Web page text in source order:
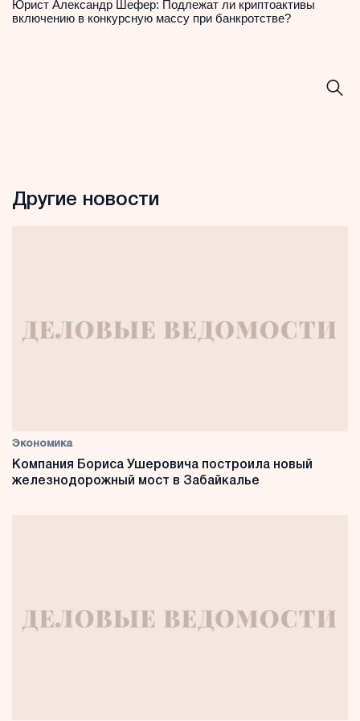
Юрист Александр Шефер: Подлежат ли криптоактивы
включению в конкурсную массу при банкротстве?
Другие новости
Экономика
Компания Бориса Ушеровича построила новый
железнодорожный мост в Забайкалье